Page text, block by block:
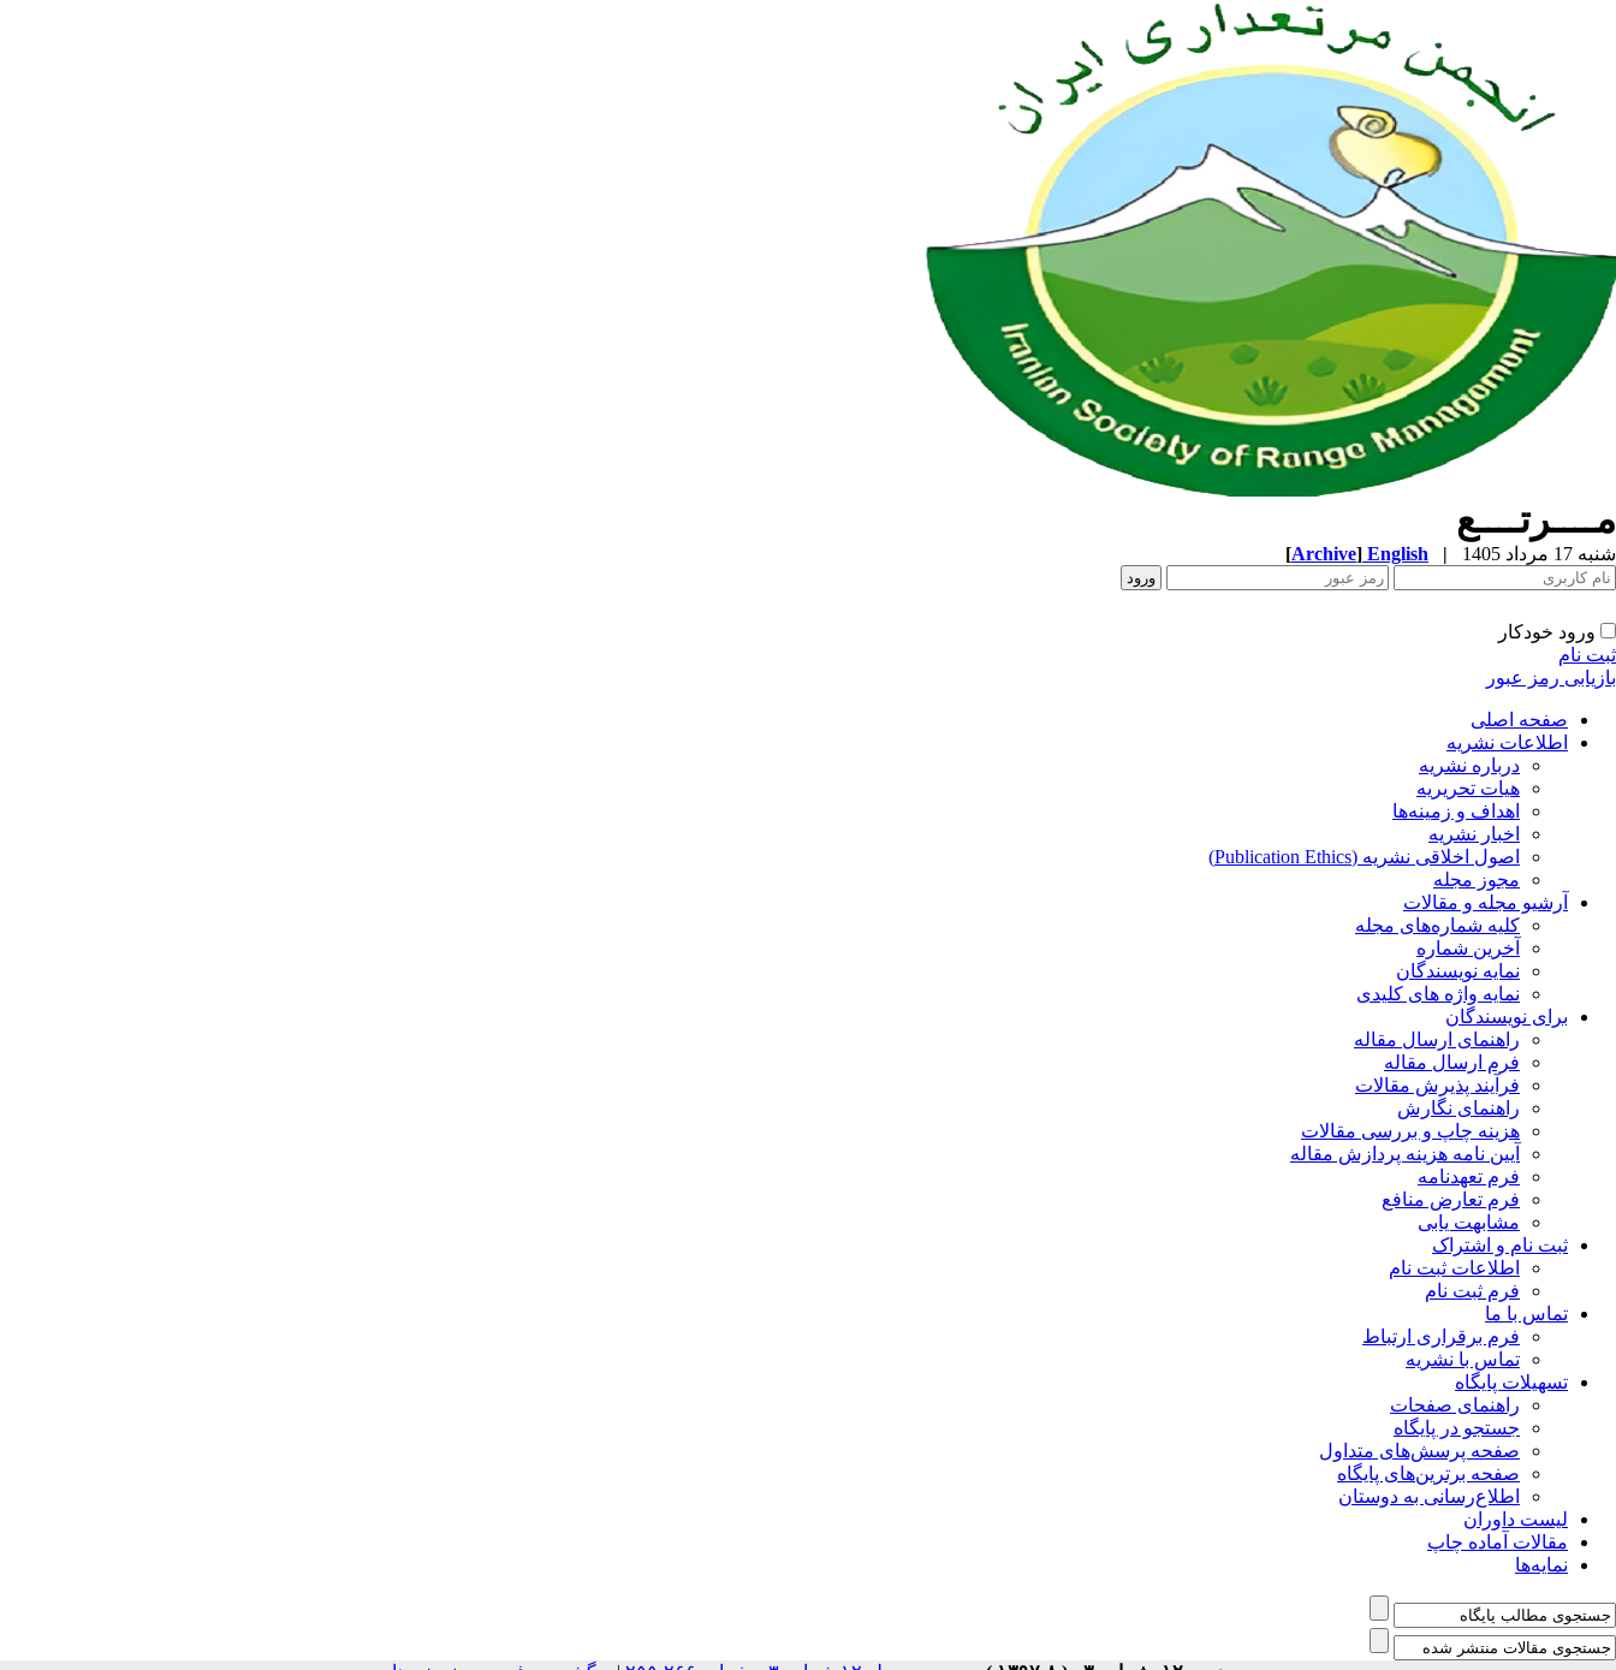
مــــرتــــع
شنبه 17 مرداد 1405 |
English
[Archive]
ورود خودکار
ثبت نام
بازیابی رمز عبور
صفحه اصلی
اطلاعات نشریه
درباره نشریه
هیات تحریریه
اهداف و زمینه‌ها
اخبار نشریه
اصول اخلاقی نشریه (Publication Ethics)
مجوز مجله
آرشیو مجله و مقالات
کلیه شماره‌های مجله
آخرین شماره
نمایه نویسندگان
نمایه واژه های کلیدی
برای نویسندگان
راهنمای ارسال مقاله
فرم ارسال مقاله
فرآیند پذیرش مقالات
راهنمای نگارش
هزینه چاپ و بررسی مقالات
آیین نامه هزینه پردازش مقاله
فرم تعهدنامه
فرم تعارض منافع
مشابهت یابی
ثبت نام و اشتراک
اطلاعات ثبت نام
فرم ثبت نام
تماس با ما
فرم برقراری ارتباط
تماس با نشریه
تسهیلات پایگاه
راهنمای صفحات
جستجو در پایگاه
صفحه پرسش‌های متداول
صفحه برترین‌های پایگاه
اطلاع‌رسانی به دوستان
لیست داوران
مقالات آماده چاپ
نمایه‌ها